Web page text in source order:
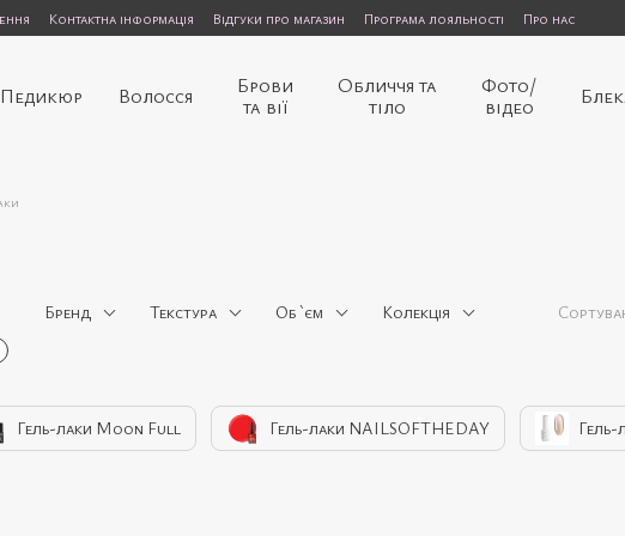
Контактна інформація Відгуки про магазин Програма лояльності
Про нас
Педикюр Волосся
Брови
та вії
Обличчя та
тіло
Фото/
відео
Бренд Текстура Об `єм Колекція
Гель-лаки Moon Full Гель-лаки NAILSOFTHEDAY